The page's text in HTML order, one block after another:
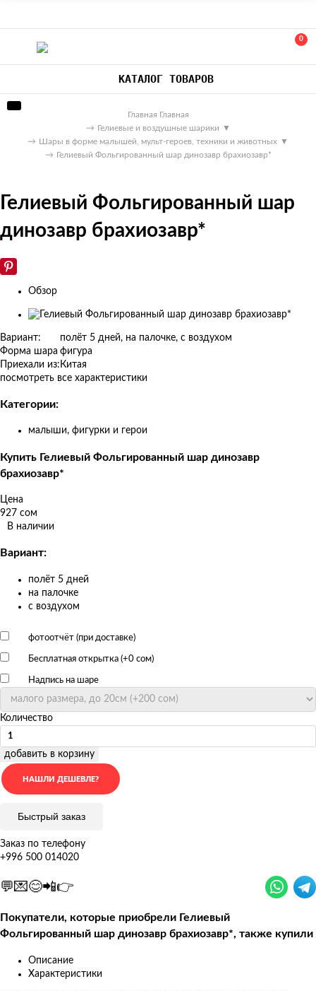
0
КАТАЛОГ ТОВАРОВ
Главная Главная
→ Гелиевые и воздушные шарики ▼
→ Шары в форме малышей, мульт-героев, техники и животных ▼
→ Гелиевый Фольгированный шар динозавр брахиозавр*
Гелиевый Фольгированный шар
динозавр брахиозавр*
Обзор
Изображения
товаров
Вариант:
полёт 5 дней, на палочке, с воздухом
Форма шара фигура
Приехали из: Китая
посмотреть все характеристики
Категории:
малыши, фигурки и герои
Купить Гелиевый Фольгированный шар динозавр
брахиозавр*
Цена
927 сом
В наличии
Вариант:
полёт 5 дней
на палочке
с воздухом
фотоотчёт (при доставке)
Бесплатная открытка (+0 сом)
Надпись на шаре
Количество
добавить в корзину
Быстрый заказ
Заказ по телефону
+996 500 014020
💬💌😊📲👉
Покупатели, которые приобрели Гелиевый
Фольгированный шар динозавр брахиозавр*, также купили
Описание
Характеристики